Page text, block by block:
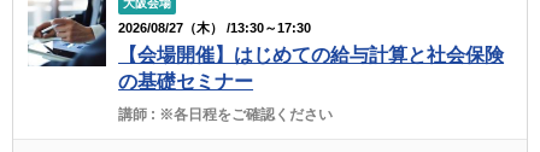
大阪会場
2026/08/27（木） /13:30～17:30
【会場開催】はじめての給与計算と社会保険
の基礎セミナー
講師 : ※各日程をご確認ください